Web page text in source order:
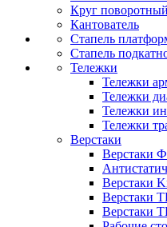
Круг поворотный
Кантователь
Стапель
Стапель
Тележки
Тележки
Тележки
Тележки
Тележки
Верстаки
Верстаки
Верстаки
Верстаки
Верстаки